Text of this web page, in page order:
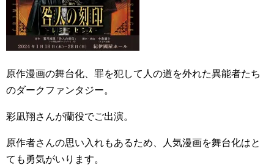
原作漫画の舞台化、罪を犯して人の道を外れた異能者たち
のダークファンタジー。
彩凪翔さんが蘭役でご出演。
原作者さんの思い入れもあるため、人気漫画を舞台化はと
ても勇気がいります。